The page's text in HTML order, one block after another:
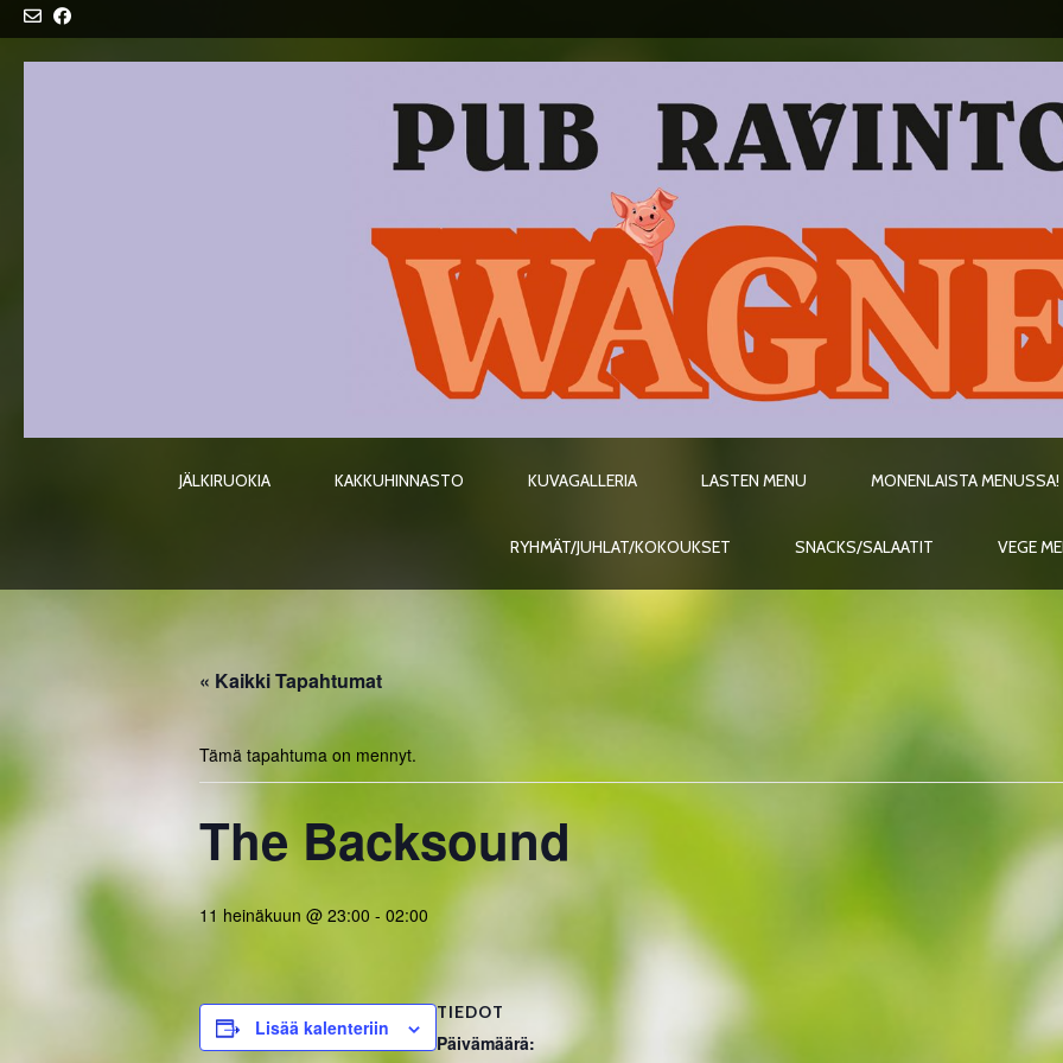
Skip
to
content
JÄLKIRUOKIA KAKKUHINNASTO KUVAGALLERIA LASTEN MENU MONENLAISTA MENUSSA!
RYHMÄT/JUHLAT/KOKOUKSET SNACKS/SALAATIT VEGE
« Kaikki Tapahtumat
Tämä tapahtuma on mennyt.
The Backsound
11 heinäkuun @ 23:00 - 02:00
Lisää kalenteriin
TIEDOT
Päivämäärä: